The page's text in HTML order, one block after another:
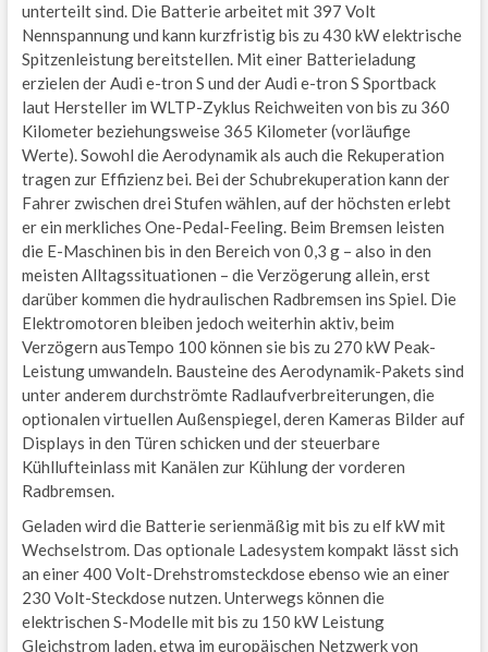
unterteilt sind. Die Batterie arbeitet mit 397 Volt
Nennspannung und kann kurzfristig bis zu 430 kW elektrische
Spitzenleistung bereitstellen. Mit einer Batterieladung
erzielen der Audi e-tron S und der Audi e-tron S Sportback
laut Hersteller im WLTP-Zyklus Reichweiten von bis zu 360
Kilometer beziehungsweise 365 Kilometer (vorläufige
Werte). Sowohl die Aerodynamik als auch die Rekuperation
tragen zur Effizienz bei. Bei der Schubrekuperation kann der
Fahrer zwischen drei Stufen wählen, auf der höchsten erlebt
er ein merkliches One-Pedal-Feeling. Beim Bremsen leisten
die E-Maschinen bis in den Bereich von 0,3 g – also in den
meisten Alltagssituationen – die Verzögerung allein, erst
darüber kommen die hydraulischen Radbremsen ins Spiel. Die
Elektromotoren bleiben jedoch weiterhin aktiv, beim
Verzögern ausTempo 100 können sie bis zu 270 kW Peak-
Leistung umwandeln. Bausteine des Aerodynamik-Pakets sind
unter anderem durchströmte Radlaufverbreiterungen, die
optionalen virtuellen Außenspiegel, deren Kameras Bilder auf
Displays in den Türen schicken und der steuerbare
Kühllufteinlass mit Kanälen zur Kühlung der vorderen
Radbremsen.
Geladen wird die Batterie serienmäßig mit bis zu elf kW mit
Wechselstrom. Das optionale Ladesystem kompakt lässt sich
an einer 400 Volt-Drehstromsteckdose ebenso wie an einer
230 Volt-Steckdose nutzen. Unterwegs können die
elektrischen S-Modelle mit bis zu 150 kW Leistung
Gleichstrom laden, etwa im europäischen Netzwerk von